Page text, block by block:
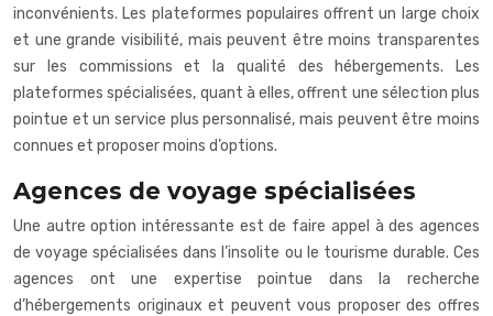
inconvénients. Les plateformes populaires offrent un large choix
et une grande visibilité, mais peuvent être moins transparentes
sur les commissions et la qualité des hébergements. Les
plateformes spécialisées, quant à elles, offrent une sélection plus
pointue et un service plus personnalisé, mais peuvent être moins
connues et proposer moins d’options.
Agences de voyage spécialisées
Une autre option intéressante est de faire appel à des agences
de voyage spécialisées dans l’insolite ou le tourisme durable. Ces
agences ont une expertise pointue dans la recherche
d’hébergements originaux et peuvent vous proposer des offres